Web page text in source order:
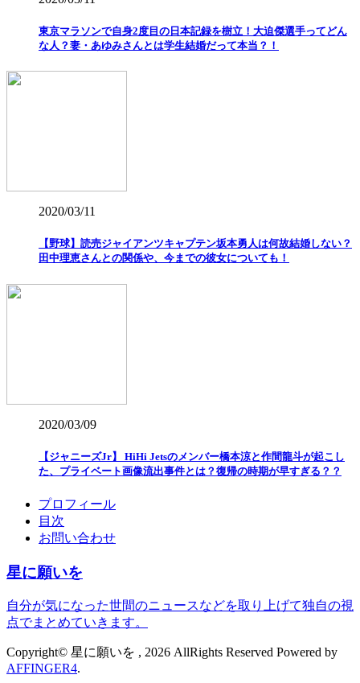
東京マラソンで自身2度目の日本記録を樹立！大迫傑選手ってどん
な人？妻・あゆみさんとは学生結婚だって本当？！
2020/03/11
【野球】読売ジャイアンツキャプテン坂本勇人は何故結婚しない？
田中理恵さんとの関係や、今までの彼女についても！
2020/03/09
【ジャニーズJr】 HiHi Jetsのメンバー橋本涼と作間龍斗が起こし
た、プライベート画像流出事件とは？復帰の時期が早すぎる？？
プロフィール
目次
お問い合わせ
星に願いを
自分が気になった世間のニュースなどを取り上げて独自の視
点でまとめていきます。
Copyright© 星に願いを , 2026 AllRights Reserved Powered by
AFFINGER4.